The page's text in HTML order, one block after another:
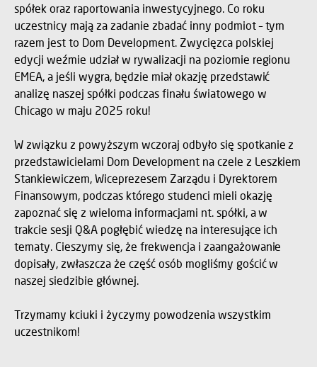
spółek oraz raportowania inwestycyjnego. Co roku
uczestnicy mają za zadanie zbadać inny podmiot – tym
razem jest to Dom Development. Zwycięzca polskiej
edycji weźmie udział w rywalizacji na poziomie regionu
EMEA, a jeśli wygra, będzie miał okazję przedstawić
analizę naszej spółki podczas finału światowego w
Chicago w maju 2025 roku!
W związku z powyższym wczoraj odbyło się spotkanie z
przedstawicielami Dom Development na czele z Leszkiem
Stankiewiczem, Wiceprezesem Zarządu i Dyrektorem
Finansowym, podczas którego studenci mieli okazję
zapoznać się z wieloma informacjami nt. spółki, a w
trakcie sesji Q&A pogłębić wiedzę na interesujące ich
tematy. Cieszymy się, że frekwencja i zaangażowanie
dopisały, zwłaszcza że część osób mogliśmy gościć w
naszej siedzibie głównej.
Trzymamy kciuki i życzymy powodzenia wszystkim
uczestnikom!